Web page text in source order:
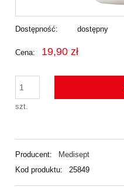
Dostępność: dostępny
Cena: 19,90 zł
szt.
Producent:
Medisept
Kod produktu:
25849